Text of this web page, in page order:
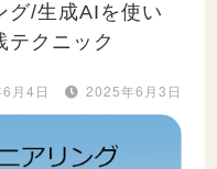
グ/生成AIを使い
テクニック
2025年6月3日
月4日